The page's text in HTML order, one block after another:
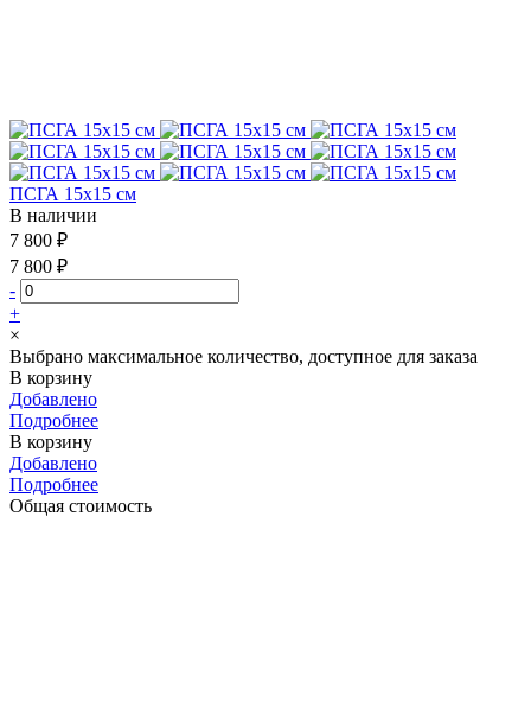
ПСГА 15х15 см
В наличии
7 800 ₽
7 800 ₽
-
+
×
Выбрано максимальное количество, доступное для заказа
В корзину
Добавлено
Подробнее
В корзину
Добавлено
Подробнее
Общая стоимость